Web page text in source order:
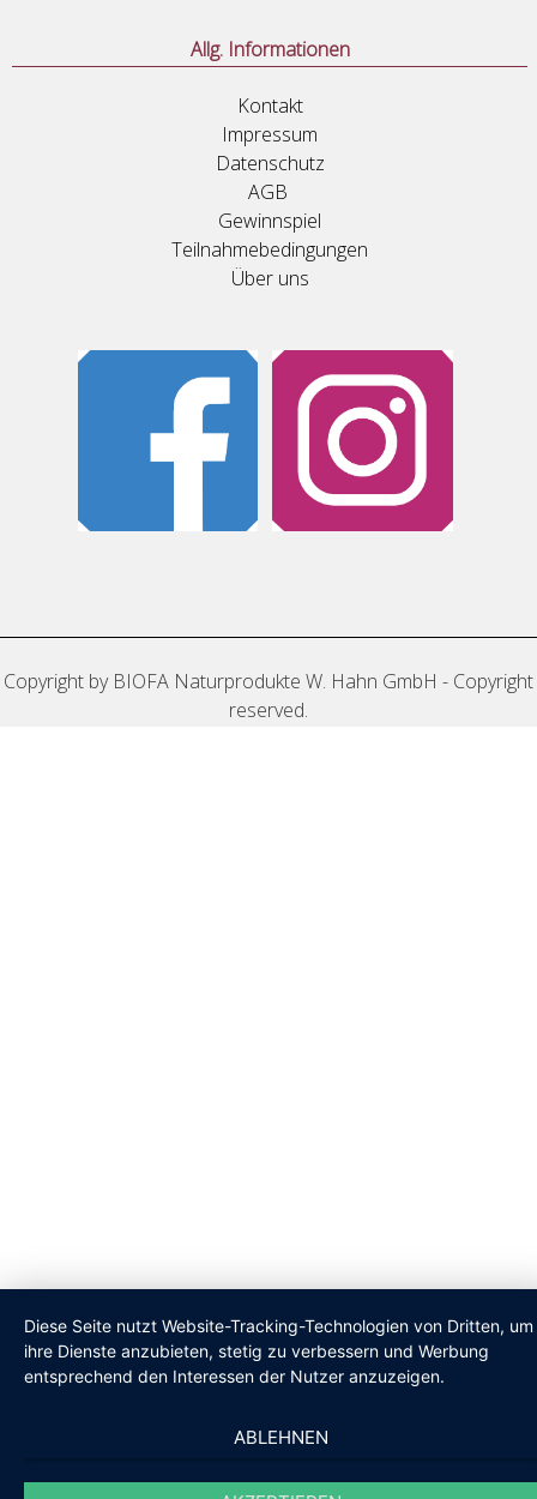
Allg. Informationen
Kontakt
Impressum
Datenschutz
AGB
Gewinnspiel
Teilnahmebedingungen
Über uns
Copyright by BIOFA Naturprodukte W. Hahn GmbH - Copyright
reserved.
Diese Seite nutzt Website-Tracking-Technologien von Dritten, um
ihre Dienste anzubieten, stetig zu verbessern und Werbung
entsprechend den Interessen der Nutzer anzuzeigen.
ABLEHNEN